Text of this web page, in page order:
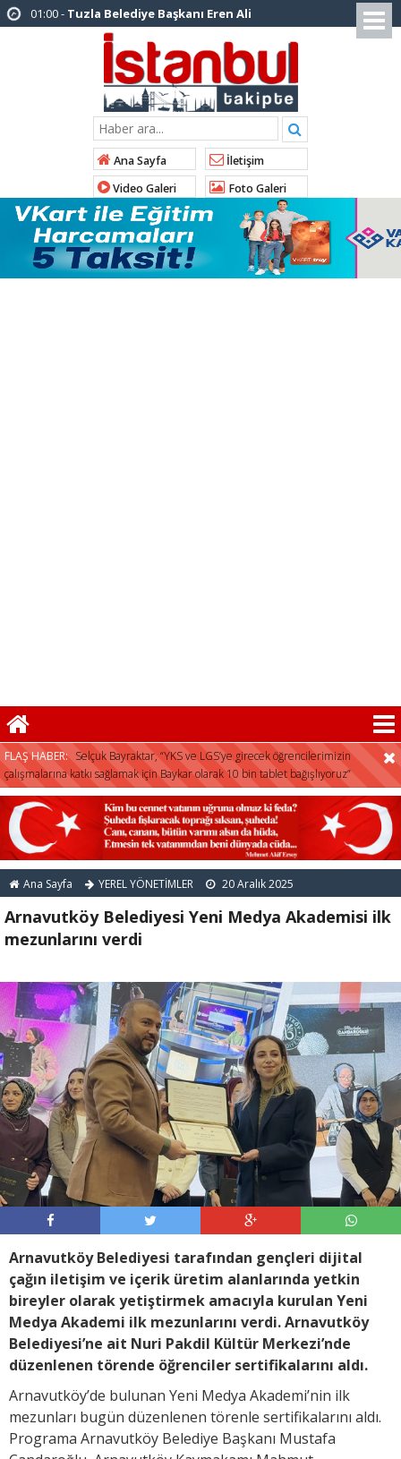
12:26 - İstanbul Emniyet Müdürlüğünden
“Gök Kubbe’de, Mavi Vatan’da, Şanlı Topraklarda:
İstanbul Emniyeti Her Yerde” paylaşımı
Çekmeköy Belediye Başkanı Orhan
Çerkez AK Parti’ye katıldı
İstanbul’da 4 CHP’li belediye başkanı
AK Parti’ye katılıyor
14:10 -Pendik Belediyesi ekipleri
Balıkesir’deki orman yangınına müdahale ediyor
10:23 -Arnavutköy Belediyesi’nden
Kastamonu Cide’ye kardeşlik eli
Ana Sayfa
İletişim
Video Galeri
Foto Galeri
Selçuk Bayraktar, “YKS ve LGS’ye girecek öğrencilerimizin
çalışmalarına katkı sağlamak için Baykar olarak 10 bin tablet bağışlıyoruz”
Ana Sayfa YEREL YÖNETİMLER 20 Aralık 2025
Arnavutköy Belediyesi Yeni Medya Akademisi ilk
mezunlarını verdi
Arnavutköy Belediyesi tarafından gençleri dijital
çağın iletişim ve içerik üretim alanlarında yetkin
bireyler olarak yetiştirmek amacıyla kurulan Yeni
Medya Akademi ilk mezunlarını verdi. Arnavutköy
Belediyesi’ne ait Nuri Pakdil Kültür Merkezi’nde
düzenlenen törende öğrenciler sertifikalarını aldı.
Arnavutköy’de bulunan Yeni Medya Akademi’nin ilk
mezunları bugün düzenlenen törenle sertifikalarını aldı.
Programa Arnavutköy Belediye Başkanı Mustafa